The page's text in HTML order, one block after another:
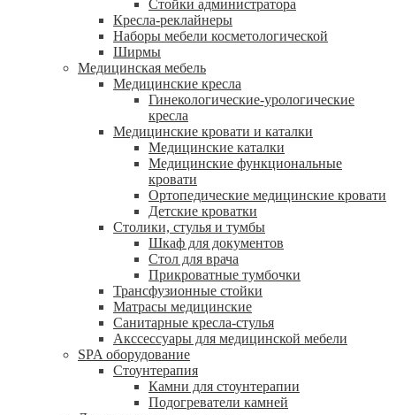
Стойки администратора
Кресла-реклайнеры
Наборы мебели косметологической
Ширмы
Медицинская мебель
Медицинские кресла
Гинекологические-урологические
кресла
Медицинские кровати и каталки
Медицинские каталки
Медицинские функциональные
кровати
Ортопедические медицинские кровати
Детские кроватки
Столики, стулья и тумбы
Шкаф для документов
Стол для врача
Прикроватные тумбочки
Трансфузионные стойки
Матрасы медицинские
Санитарные кресла-стулья
Акссессуары для медицинской мебели
SPA оборудование
Стоунтерапия
Камни для стоунтерапии
Подогреватели камней